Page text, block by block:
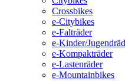
Crossbikes
e-Citybikes
e-Falträder
e-Kinder/
e-Kompakträder
e-Lastenräder
e-Mountainbikes